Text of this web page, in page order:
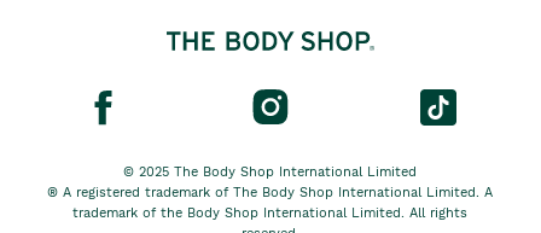
© 2025 The Body Shop International Limited
® A registered trademark of The Body Shop International Limited. A
trademark of the Body Shop International Limited. All rights